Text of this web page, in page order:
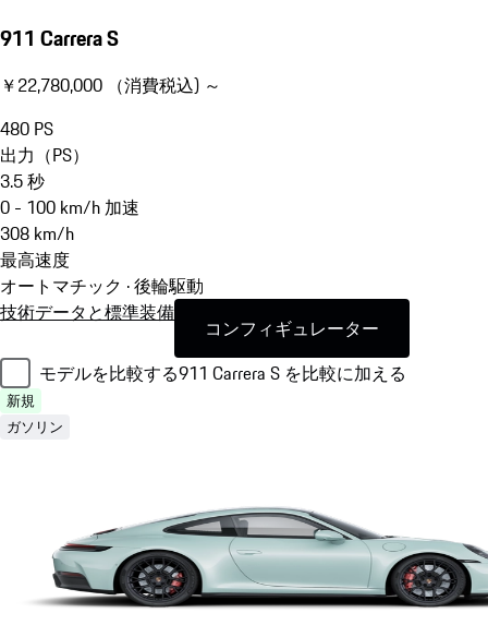
911 Carrera S
￥22,780,000 （消費税込) ～
480 PS
出力（PS）
3.5秒
0 - 100 km/h 加速
308 km/h
最高速度
オートマチック · 後輪駆動
技術データと標準装備
コンフィギュレーター
モデルを比較する911 Carrera S を比較に加える
新規
ガソリン